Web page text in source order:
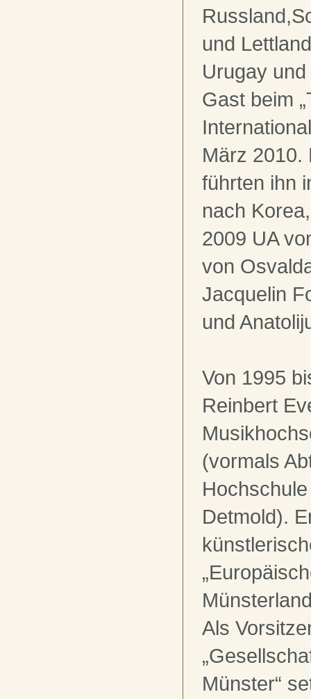
und
Urugay
Gast beim
März 2010.
führten ihn
nach
2009 UA
von
Jacquelin
und
Von 1995
Reinbert
(vormals
Detmold).
Als
Münster“